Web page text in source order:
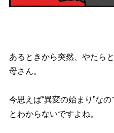
あるときから突然、やたら
母さん。
今思えば“異変の始まり”な
とわからないですよね。